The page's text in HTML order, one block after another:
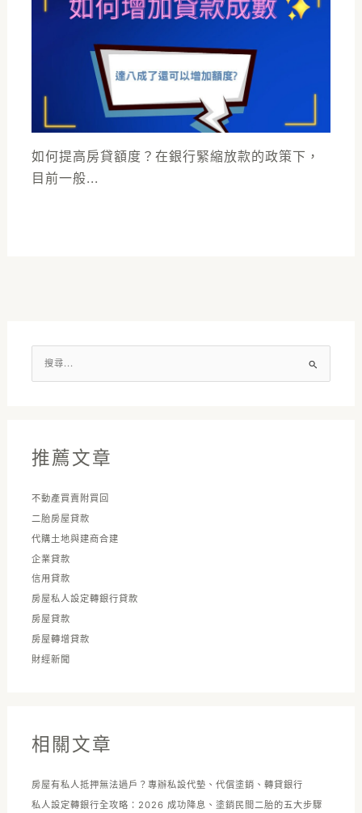
如何提高房貸額度？在銀行緊縮放款的政策下，
目前一般...
尋
:推薦文章
不動產買賣附買回
二胎房屋貸款
代購土地與建商合建
企業貸款
信用貸款
房屋私人設定轉銀行貸款
房屋貸款
房屋轉增貸款
財經新聞
相關文章
房屋有私人抵押無法過戶？專辦私設代墊、代償塗銷、轉貸銀行
私人設定轉銀行全攻略：2026 成功降息、塗銷民間二胎的五大步驟